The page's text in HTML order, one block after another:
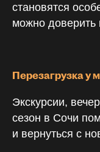
становятся
можно доверить
Перезагрузка у
Экскурсии,
сезон в Сочи
и вернуться с